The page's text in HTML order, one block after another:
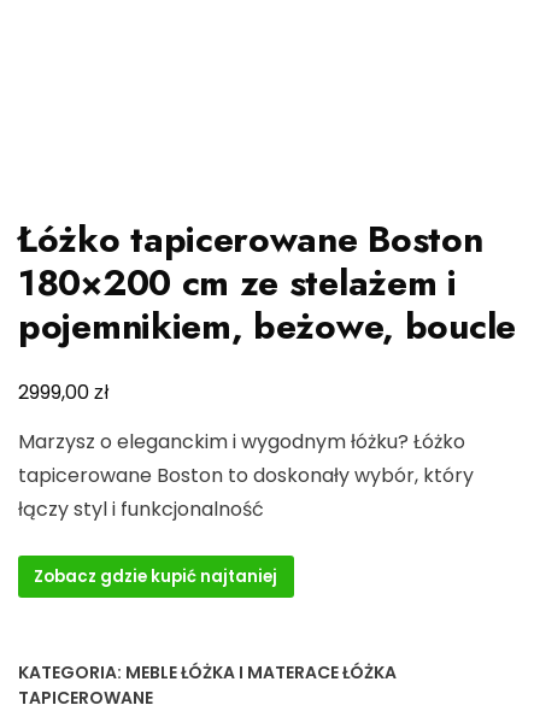
Łóżko tapicerowane Boston
180×200 cm ze stelażem i
pojemnikiem, beżowe, boucle
2999,00zł
Marzysz o eleganckim i wygodnym łóżku? Łóżko
tapicerowane Boston to doskonały wybór, który
łączy styl i funkcjonalność
Zobacz gdzie kupić najtaniej
KATEGORIA: MEBLE ŁÓŻKA I MATERACE ŁÓŻKA
TAPICEROWANE